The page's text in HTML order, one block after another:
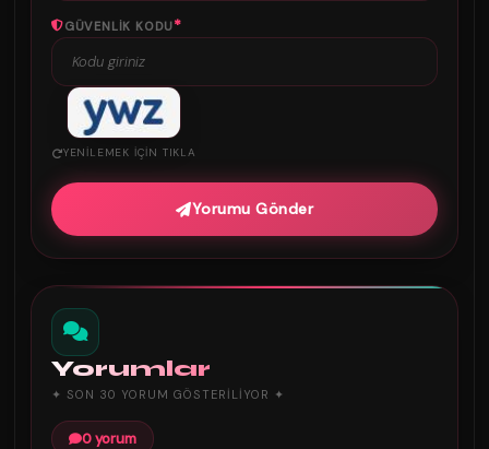
GÜVENLIK KODU*
YENILEMEK IÇIN TIKLA
Yorumu Gönder
Yorumlar
✦ SON 30 YORUM GÖSTERILIYOR ✦
0 yorum